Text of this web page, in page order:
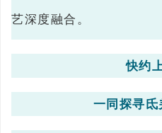
艺深度融合。
快约
一同探寻氐